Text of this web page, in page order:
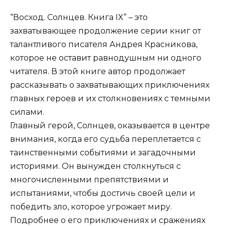
“Восход. Солнцев. Книга IX” – это
захватывающее продолжение серии книг от
талантливого писателя Андрея Красникова,
которое не оставит равнодушным ни одного
читателя. В этой книге автор продолжает
рассказывать о захватывающих приключениях
главных героев и их столкновениях с темными
силами.
Главный герой, Солнцев, оказывается в центре
внимания, когда его судьба переплетается с
таинственными событиями и загадочными
историями. Он вынужден столкнуться с
многочисленными препятствиями и
испытаниями, чтобы достичь своей цели и
победить зло, которое угрожает миру.
Подробнее о его приключениях и сражениях